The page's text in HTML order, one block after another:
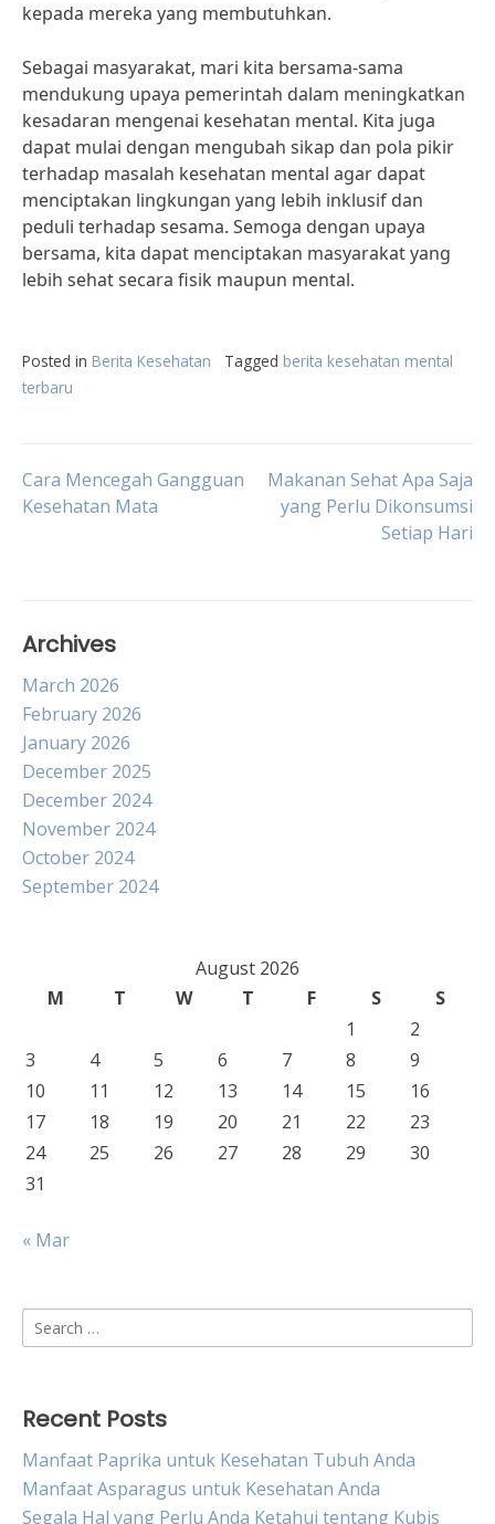
kepada mereka yang membutuhkan.
Sebagai masyarakat, mari kita bersama-sama
mendukung upaya pemerintah dalam meningkatkan
kesadaran mengenai kesehatan mental. Kita juga
dapat mulai dengan mengubah sikap dan pola pikir
terhadap masalah kesehatan mental agar dapat
menciptakan lingkungan yang lebih inklusif dan
peduli terhadap sesama. Semoga dengan upaya
bersama, kita dapat menciptakan masyarakat yang
lebih sehat secara fisik maupun mental.
Posted in Berita Kesehatan Tagged berita kesehatan mental
terbaru
Post
Cara Mencegah Gangguan
Kesehatan Mata
Makanan Sehat Apa Saja
yang Perlu Dikonsumsi
Setiap Hari
Archives
March 2026
February 2026
January 2026
December 2025
December 2024
November 2024
October 2024
September 2024
August 2026
M
T W T F S
S
1
2
3
4 5 6 7 8
9
10
11 12 13 14 15
16
17
18 19 20 21 22
23
24
25 26 27 28 29
30
31
« Mar
Search
for:
Recent Posts
Manfaat Paprika untuk Kesehatan Tubuh Anda
Manfaat Asparagus untuk Kesehatan Anda
Segala Hal yang Perlu Anda Ketahui tentang Kubis